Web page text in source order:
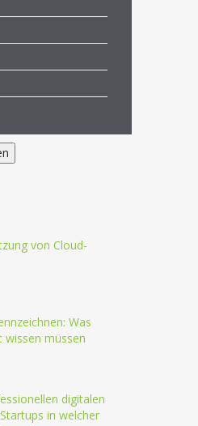
von Cloud-
Was
müssen
digitalen
in welcher